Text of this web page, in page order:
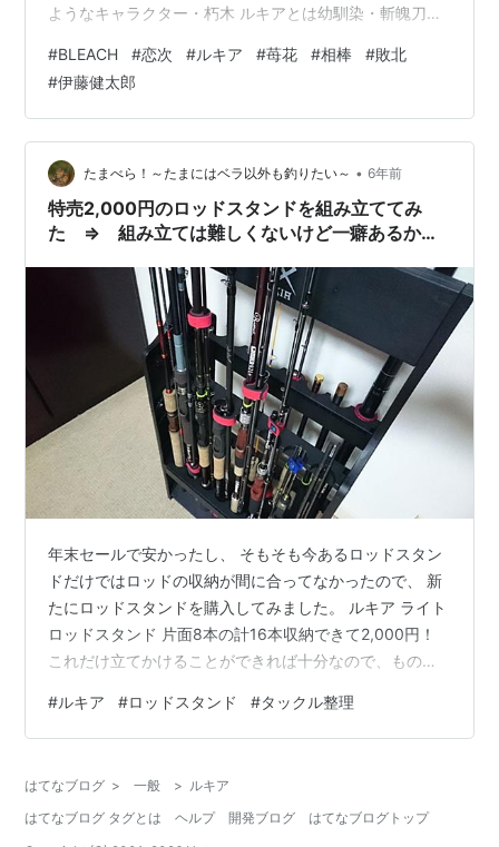
ようなキャラクター・朽木 ルキアとは幼馴染・斬魄刀は
連れて帰るために現世に来たことで黒崎 一護と出会い、
戦いを通してお互いをライバルそして相棒の様な関係へ
となっていきます。 そんな本日の主役「阿散井 恋次」の
プロフィールを見ていきましょう。尚、BLEACHの世界
観や概要をご存じない方は、過去のエントリーをご覧に
なってください d…
#BLEACH #恋次 #ルキア #苺花 #相棒 #敗北
#伊藤健太郎
たまべら！～たまにはベラ以外も釣りたい～ • 6年前
特売2,000円のロッドスタンドを組み立ててみ
た ⇒ 組み立ては難しくないけど一癖あるから
年末セールで安かったし、 そもそも今あるロッドスタン
ドだけではロッドの収納が間に合ってなかったので、 新
たにロッドスタンドを購入してみました。 ルキア ライト
ロッドスタンド 片面8本の計16本収納できて2,000円！
これだけ立てかけることができれば十分なので、ものは
状態のロッドたちに安息の地を与えることができまし
た。 組み方は箱に記載されています。 パーツは少ない
ん！ と思って、いざ開封し組み立ててみると、 すっごい
疲れました^_^; まず手回しのドライバーじゃ無理でし
#ルキア #ロッドスタンド #タックル整理
はてなブログ > 一般 > ルキア
はてなブログ タグとは
ヘルプ 開発ブログ
はてなブログトップ